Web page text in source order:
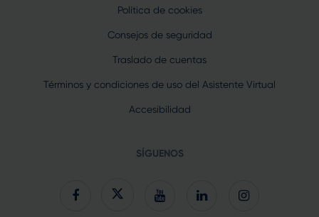
Política de cookies
Consejos de seguridad
Traslado de cuentas
Términos y condiciones de uso del Asistente Virtual
Accesibilidad
SÍGUENOS